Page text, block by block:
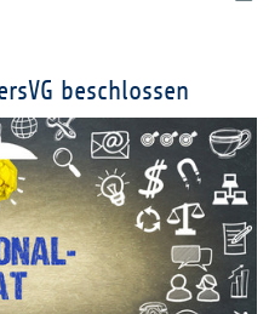
beschlossen